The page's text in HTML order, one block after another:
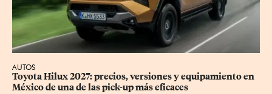
AUTOS
Toyota Hilux 2027: precios, versiones y equipamiento en
México de una de las pick-up más eficaces